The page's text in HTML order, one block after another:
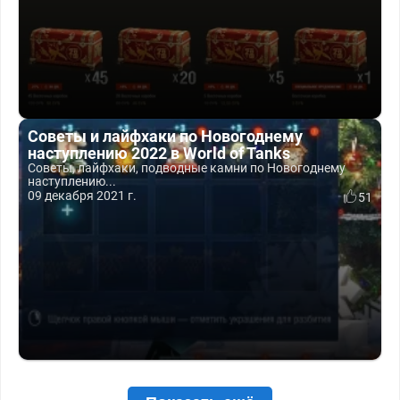
Советы и лайфхаки по Новогоднему
наступлению 2022 в World of Tanks
Советы, лайфхаки, подводные камни по Новогоднему
наступлению...
09 декабря 2021 г.
51